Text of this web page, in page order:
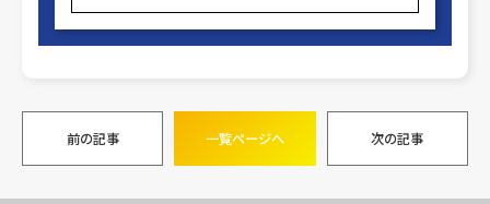
前の記事 一覧ページへ 次の記事